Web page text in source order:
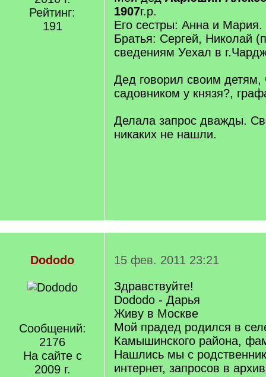
Рейтинг:
191
1907г.р.
Его сестры: Анна и Мария.
Братья: Сергей, Николай
сведениям Уехал в
Дед говорил своим детям,
садовником у князя?,
Делала запрос дважды.
никаких не нашли.
Dododo
Сообщений:
2176
На сайте с
2009 г.
15 фев. 2011 23:21
Здравствуйте!
Dododo - Дарья
Живу в Москве
Мой прадед родился в
Камышинского района,
Нашлись мы с
интернет, запросов в